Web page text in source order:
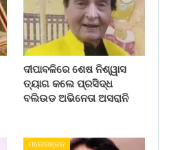
ଦୀପାବଳିରେ ଶେଷ ନିଶ୍ୱାସ
ତ୍ୟାଗ କଲେ ପ୍ରସିଦ୍ଧ
ବଲିଉଡ ଅଭିନେତା ଅସରାନି
ମନୋରଞ୍ଜନ